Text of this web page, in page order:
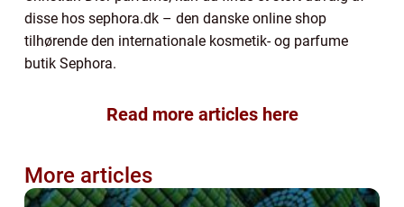
disse hos sephora.dk – den danske online shop
tilhørende den internationale kosmetik- og parfume
butik Sephora.
Read more articles here
More articles